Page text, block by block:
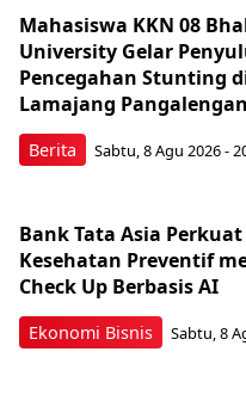
Berita
Mahasiswa KKN 08
University Gelar
Pencegahan Stunting
Lamajang Pangalengan
Sabtu, 8 Agu 2026 -
Ekonomi Bisnis
Bank Tata Asia
Kesehatan Preventif
Check Up Berbasis AI
Sabtu, 8